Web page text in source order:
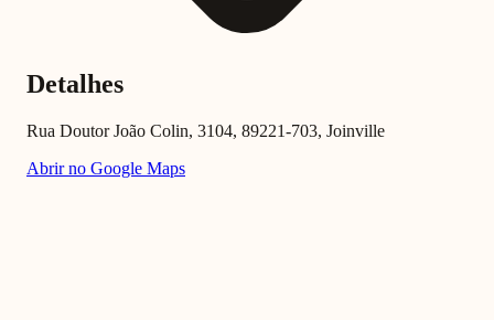
Detalhes
Rua Doutor João Colin, 3104, 89221-703, Joinville
Abrir no Google Maps